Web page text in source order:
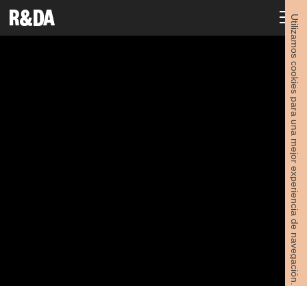
Utilizamos cookies para una mejor experiencia de navegación.